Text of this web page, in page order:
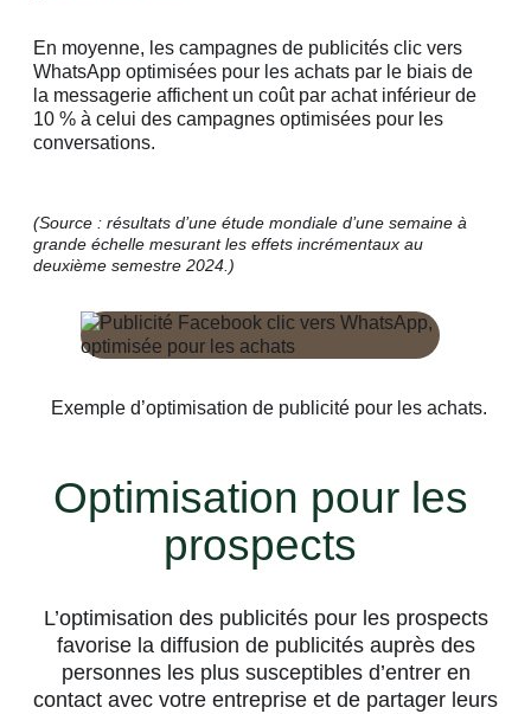
En moyenne, les campagnes de publicités clic vers
WhatsApp optimisées pour les achats par le biais de
la messagerie affichent un coût par achat inférieur de
10 % à celui des campagnes optimisées pour les
conversations.
(Source : résultats d’une étude mondiale d’une semaine à
grande échelle mesurant les effets incrémentaux au
deuxième semestre 2024.)
Exemple d’optimisation de publicité pour les achats.
Optimisation pour les
prospects
L’optimisation des publicités pour les prospects
favorise la diffusion de publicités auprès des
personnes les plus susceptibles d’entrer en
contact avec votre entreprise et de partager leurs